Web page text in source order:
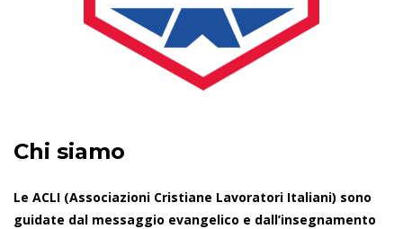
Chi siamo
Le ACLI (Associazioni Cristiane Lavoratori Italiani) sono
guidate dal messaggio evangelico e dall’insegnamento